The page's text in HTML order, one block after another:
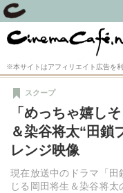
※本サイトはアフィリエイト広告を
「めっちゃ嬉し
＆染谷将太“田鎖
レンジ映像
現在放送中のドラマ「田
じる岡田将生＆染谷将太
スクープ